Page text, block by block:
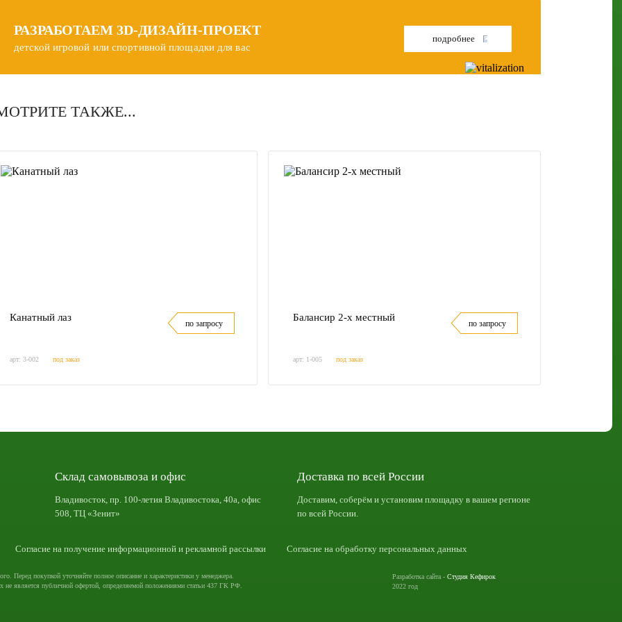
РАЗРАБОТАЕМ 3D-ДИЗАЙН-ПРОЕКТ
детской игровой или спортивной площадки для вас
подробнее
ТАКЖЕ...
Канатный лаз
по запросу
арт: 3-002 под заказ
Балансир 2-х местный
по запросу
арт: 1-005 под заказ
Склад самовывоза и офис
Владивосток, пр. 100-летия Владивостока, 40а, офис
508, ТЦ «Зенит»
Доставка по всей России
Доставим, соберём и установим площадку в вашем регионе
по всей России.
Согласие на получение информационной и рекламной рассылки Согласие на обработку персональных данных
Перед покупкой уточняйте полное описание и характеристики у менеджера.
является публичной офертой, определяемой положениями статьи 437 ГК РФ.
Разработка сайта - Студия Кефирок
2022 год